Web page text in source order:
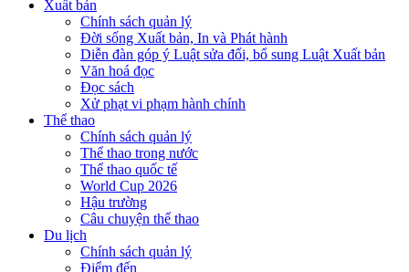
Xuất bản
Chính sách quản lý
Đời sống Xuất bản, In và Phát hành
Diễn đàn góp ý Luật sửa đổi, bổ sung Luật Xuất bản
Văn hoá đọc
Đọc sách
Xử phạt vi phạm hành chính
Thể thao
Chính sách quản lý
Thể thao trong nước
Thể thao quốc tế
World Cup 2026
Hậu trường
Câu chuyện thể thao
Du lịch
Chính sách quản lý
Điểm đến